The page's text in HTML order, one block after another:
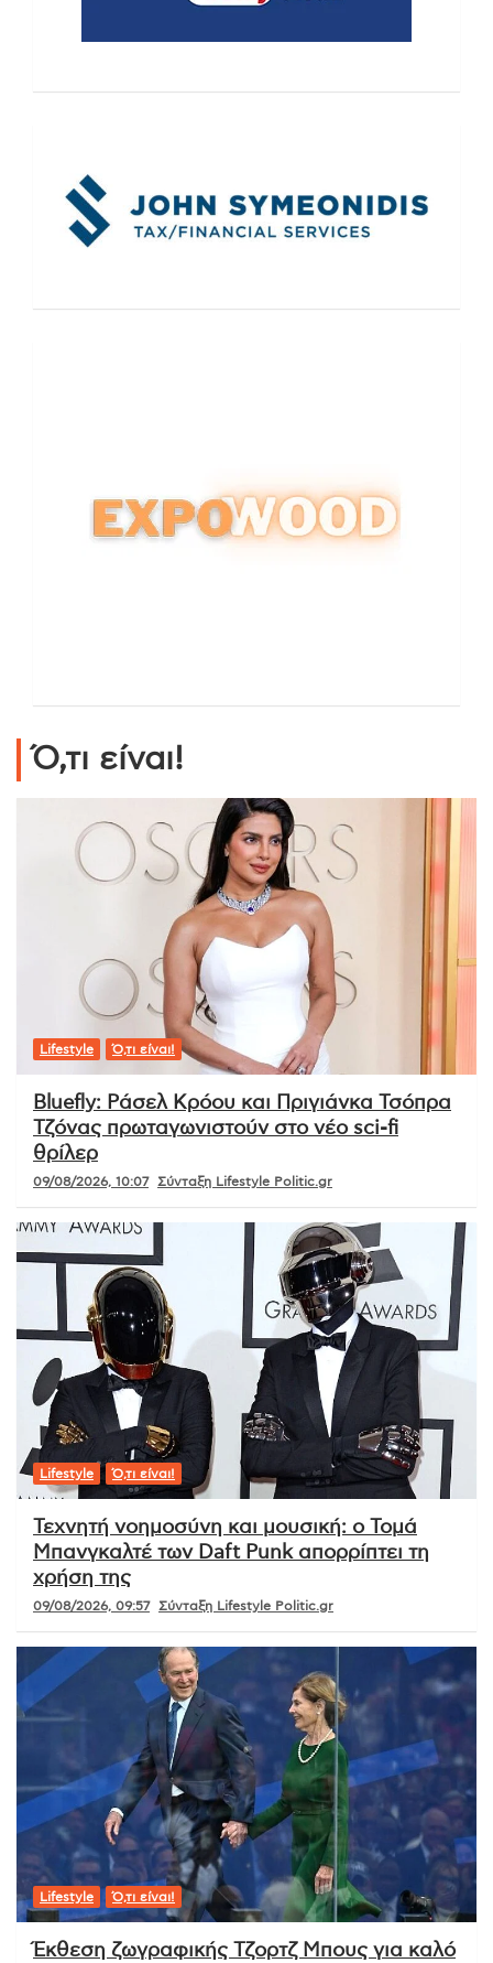
Ό,τι είναι!
Lifestyle Ό,τι είναι!
Bluefly: Ράσελ Κρόου και Πριγιάνκα Τσόπρα
Τζόνας πρωταγωνιστούν στο νέο sci-fi
θρίλερ
09/08/2026, 10:07 Σύνταξη Lifestyle Politic.gr
Lifestyle Ό,τι είναι!
Τεχνητή νοημοσύνη και μουσική: ο Τομά
Μπανγκαλτέ των Daft Punk απορρίπτει τη
χρήση της
09/08/2026, 09:57 Σύνταξη Lifestyle Politic.gr
Lifestyle Ό,τι είναι!
Έκθεση ζωγραφικής Τζορτζ Μπους για καλό